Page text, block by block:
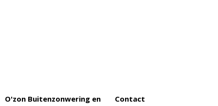
O'zon Buitenzonwering en
Contact